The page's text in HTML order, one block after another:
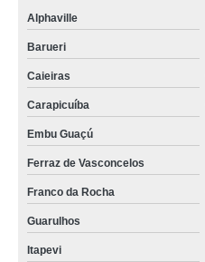
Alphaville
Barueri
Caieiras
Carapicuíba
Embu Guaçú
Ferraz de Vasconcelos
Franco da Rocha
Guarulhos
Itapevi